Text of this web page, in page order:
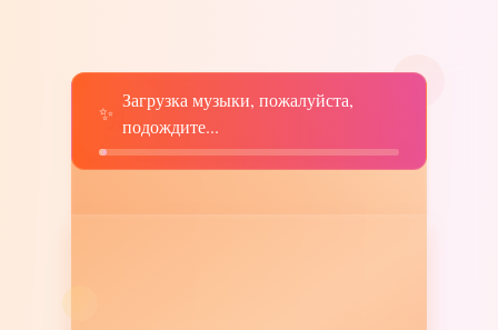
♫
✨
Загрузка музыки, пожалуйста,
подождите...